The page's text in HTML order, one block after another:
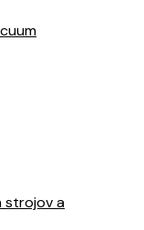
strojov a